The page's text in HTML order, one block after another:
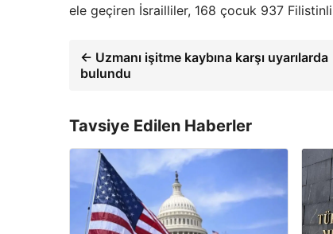
ele geçiren İsrailliler, 168 çocuk 937
← Uzmanı işitme kaybına karşı uyarılarda
bulundu
Tavsiye Edilen Haberler